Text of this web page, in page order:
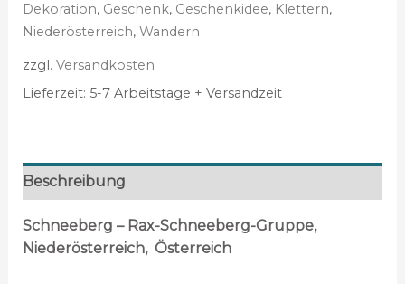
Dekoration, Geschenk, Geschenkidee, Klettern,
Niederösterreich, Wandern
zzgl. Versandkosten
Lieferzeit: 5-7 Arbeitstage + Versandzeit
Beschreibung
Schneeberg – Rax-Schneeberg-Gruppe,
Niederösterreich, Österreich